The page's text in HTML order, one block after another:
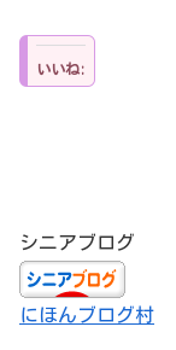
いいね:
シニアブログ
にほんブログ村